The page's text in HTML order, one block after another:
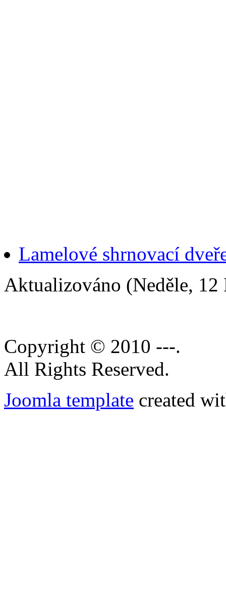
Lamelové shrnovací
Aktualizováno (Neděle,
Copyright © 2010 ---.
All Rights Reserved.
Joomla template created